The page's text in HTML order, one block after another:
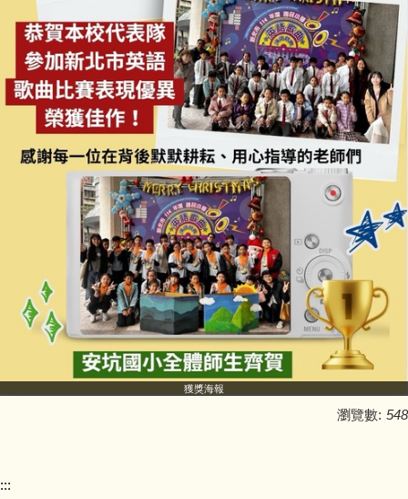
獲獎海報
瀏覽數: 548
:::